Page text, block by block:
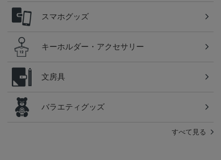
スマホグッズ
キーホルダー・アクセサリー
文房具
バラエティグッズ
すべて見る